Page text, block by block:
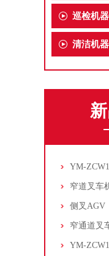
巡检机
清洁机
窄道叉车
侧叉AGV
窄通道叉